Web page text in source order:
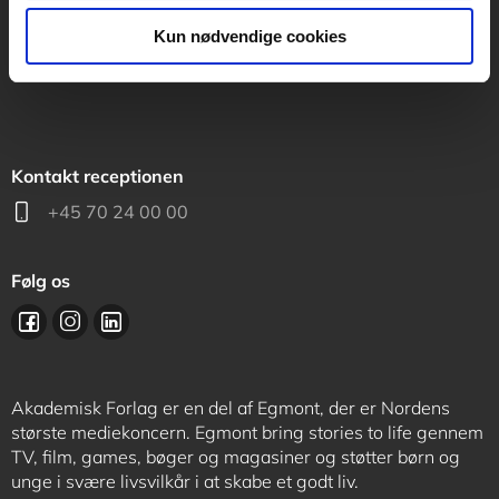
Kun nødvendige cookies
support@akademisk.dk
Kontakt receptionen
+45 70 24 00 00
Følg os
Akademisk Forlag er en del af Egmont, der er Nordens
største mediekoncern. Egmont bring stories to life gennem
TV, film, games, bøger og magasiner og støtter børn og
unge i svære livsvilkår i at skabe et godt liv.